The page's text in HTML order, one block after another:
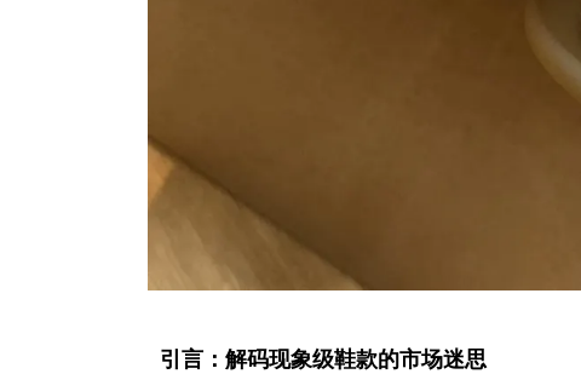
引言：解码现象级鞋款的市场迷思